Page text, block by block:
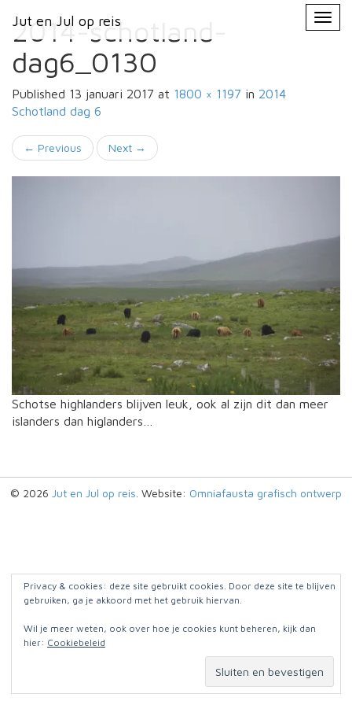
Jut en Jul op reis
Primary
Menu
Jut en Jul op reis
2014-schotland-
dag6_0130
Published 13 januari 2017 at 1800 × 1197 in 2014
Schotland dag 6
← Previous Next →
Schotse highlanders blijven leuk, ook al zijn dit dan meer
islanders dan higlanders…
© 2026 Jut en Jul op reis . Website: Omniafausta grafisch ontwerp
Privacy & cookies: deze site gebruikt cookies. Door deze site te blijven
gebruiken, ga je akkoord met het gebruik hiervan.
Wil je meer weten, ook over hoe je cookies kunt beheren, kijk dan
hier: Cookiebeleid